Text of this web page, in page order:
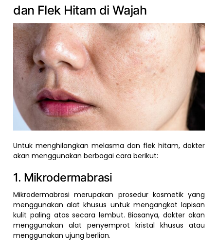
dan Flek Hitam di Wajah
Untuk menghilangkan melasma dan flek hitam, dokter
akan menggunakan berbagai cara berikut:
1. Mikrodermabrasi
Mikrodermabrasi merupakan prosedur kosmetik yang
menggunakan alat khusus untuk mengangkat lapisan
kulit paling atas secara lembut. Biasanya, dokter akan
menggunakan alat penyemprot kristal khusus atau
menggunakan ujung berlian.